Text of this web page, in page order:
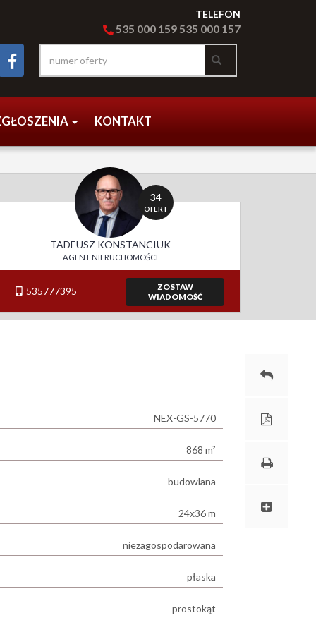
TELEFON
535 000 159535 000 157
KONTAKT
34
OFERT
TADEUSZ KONSTANCIUK
AGENT NIERUCHOMOŚCI
535777395
ZOSTAW
WIADOMOŚĆ
NEX-GS-5770
868 m²
budowlana
24x36 m
niezagospodarowana
płaska
prostokąt